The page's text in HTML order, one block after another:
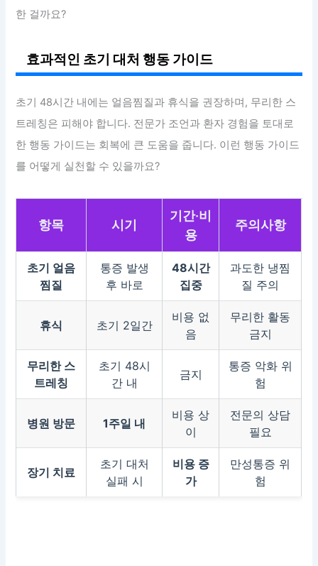
한 걸까요?
효과적인 초기 대처 행동 가이드
초기 48시간 내에는 얼음찜질과 휴식을 권장하며, 무리한 스
트레칭은 피해야 합니다. 전문가 조언과 환자 경험을 토대로
한 행동 가이드는 회복에 큰 도움을 줍니다. 이런 행동 가이드
를 어떻게 실천할 수 있을까요?
항목 시기
기간·비
용
주의사항
초기 얼음
찜질
통증 발생
후 바로
48시간
집중
과도한 냉찜
질 주의
휴식 초기 2일간
비용 없
음
무리한 활동
금지
무리한 스
트레칭
초기 48시
간 내
금지
통증 악화 위
험
병원 방문 1주일 내
비용 상
이
전문의 상담
필요
장기 치료
초기 대처
실패 시
비용 증
가
만성통증 위
험